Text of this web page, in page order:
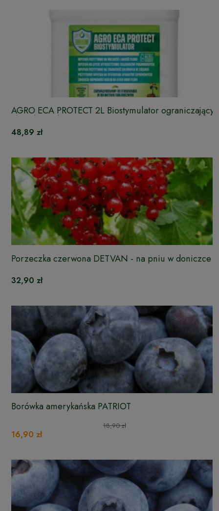
AGRO ECA PROTECT 2L Biostymulator ograniczający
choroby roślin
48,89 zł
Porzeczka czerwona DETVAN - na pniu w doniczce
32,90 zł
Borówka amerykańska PATRIOT
18,90 zł
16,90 zł